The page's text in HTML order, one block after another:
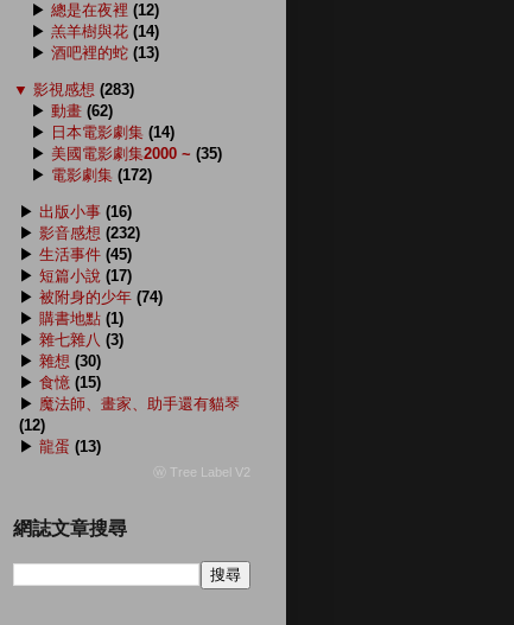
▶ 總是在夜裡 (12)
▶ 羔羊樹與花 (14)
▶ 酒吧裡的蛇 (13)
▼ 影視感想 (283)
▶ 動畫 (62)
▶ 日本電影劇集 (14)
▶ 美國電影劇集2000 ~ (35)
▶ 電影劇集 (172)
▶ 出版小事 (16)
▶ 影音感想 (232)
▶ 生活事件 (45)
▶ 短篇小說 (17)
▶ 被附身的少年 (74)
▶ 購書地點 (1)
▶ 雜七雜八 (3)
▶ 雜想 (30)
▶ 食憶 (15)
▶ 魔法師、畫家、助手還有貓琴
(12)
▶ 龍蛋 (13)
ⓦ Tree Label V2
網誌文章搜尋